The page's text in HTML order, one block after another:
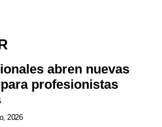
abren nuevas
profesionistas
2026